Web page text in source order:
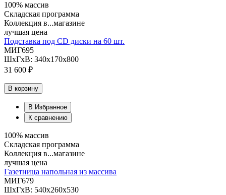
100% массив
Складская программа
Коллекция в...магазине
лучшая цена
Подставка под CD диски на 60 шт.
МИГ695
ШхГхВ: 340х170х800
31 600 ₽
В корзину
В Избранное
К сравнению
100% массив
Складская программа
Коллекция в...магазине
лучшая цена
Газетница напольная из массива
МИГ679
ШхГхВ: 540х260х530